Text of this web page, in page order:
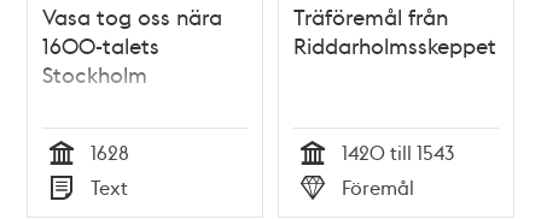
Vasa tog oss nära
1600-talets
Stockholm
Tid
1628
Text
Träföremål från
Riddarholmsskeppet
Tid
1420 till 1543
Föremål